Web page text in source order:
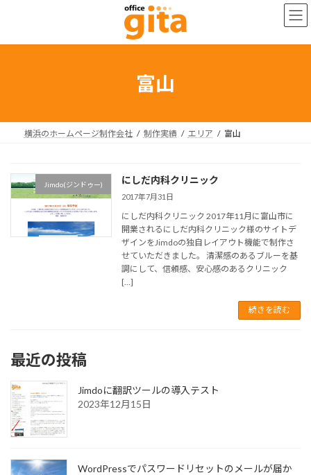
ン
ー
富山
横浜のホームページ制作会社 制作実績 エリア 富山
Jimdo(ジンドゥー) にしだ内科クリニック
2017年7月31日
にしだ内科クリニック 2017年11月に富山市に
開業されるにしだ内科クリニック様のサイトデ
ザインをJimdoの独自レイアウト機能で制作さ
せていただきました。 清潔感のあるブルーを基
調にして、信頼感、安心感のあるクリニック
[…]
続きを読む
最近の投稿
Jimdoに翻訳ツールの導入テスト
2023年12月15日
WordPressでパスワードリセットのメールが届か